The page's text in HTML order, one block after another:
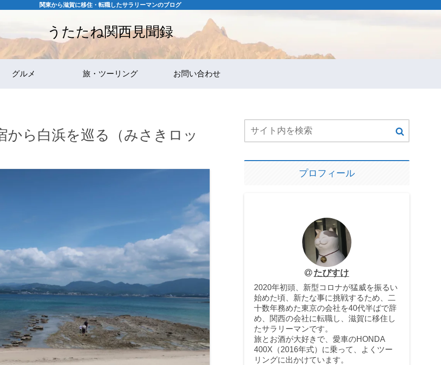
関東から滋賀に移住・転職したサラリーマンのブログ
うたたね関西見聞録
グルメ 旅・ツーリング お問い合わせ
から白浜を巡る（みさきロッ
プロフィール
たびすけ
2020年初頭、新型コロナが猛威を振るい
始めた頃、新たな事に挑戦するため、二
十数年務めた東京の会社を40代半ばで辞
め、関西の会社に転職し、滋賀に移住し
たサラリーマンです。
旅とお酒が大好きで、愛車のHONDA
400X（2016年式）に乗って、よくツー
リングに出かけています。